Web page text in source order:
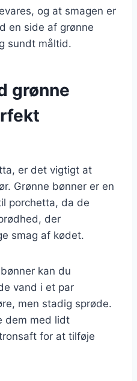
og at smagen er
en side af grønne
sundt måltid.
grønne
er det vigtigt at
Grønne bønner er en
porchetta, da de
der
smag af kødet.
kan du
vand i et par
men stadig sprøde.
dem med lidt
for at tilføje